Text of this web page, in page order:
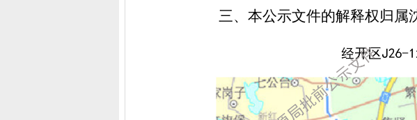
三、本公示文件的解释权归属